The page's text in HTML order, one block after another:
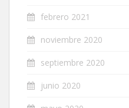
febrero 2021
noviembre 2020
septiembre 2020
junio 2020